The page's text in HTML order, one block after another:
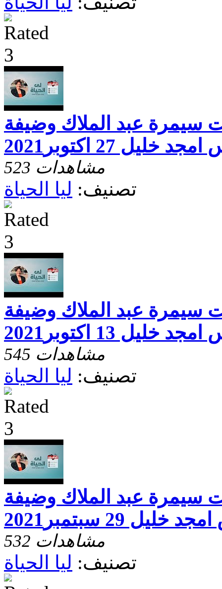
سيمرة عبد الملاك وضيفة
27 اكتوبر2021
523 مشاهدات
تصنيف: ليا الحياة
سيمرة عبد الملاك وضيفة
13 اكتوبر2021
545 مشاهدات
تصنيف: ليا الحياة
سيمرة عبد الملاك وضيفة
29 سبتمبر2021
532 مشاهدات
تصنيف: ليا الحياة